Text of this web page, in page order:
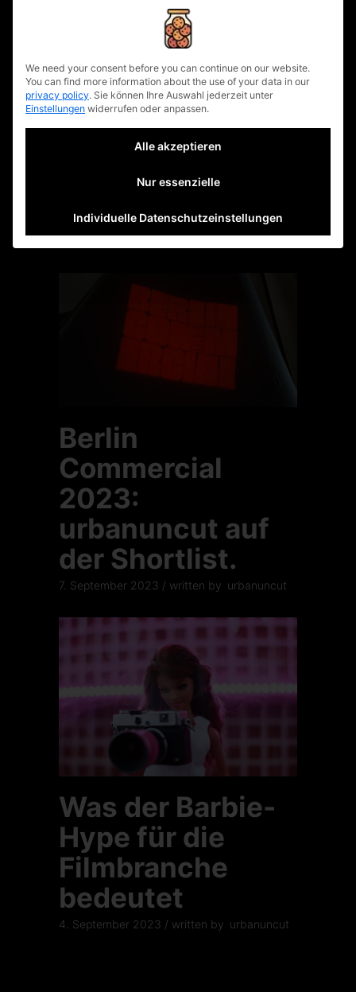
Künstliche
Intelligenz in der
Filmbranche.
Berlin
Commercial
2023:
urbanuncut auf
der Shortlist.
7. September 2023 written by urbanuncut
Was der Barbie-
Hype für die
Filmbranche
bedeutet
4. September 2023 written by urbanuncut
privacy policy
We need your consent before you can continue on our website.
You can find more information about the use of your data in our
privacy policy. Sie können Ihre Auswahl jederzeit unter
Einstellungen widerrufen oder anpassen.
Alle akzeptieren
Nur essenzielle
Individuelle Datenschutzeinstellungen